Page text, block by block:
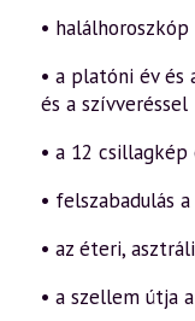
• halálhoroszkóp
• a platóni év és
és a szívveréssel
• a 12
• felszabadulás
• az éteri,
• a szellem útja